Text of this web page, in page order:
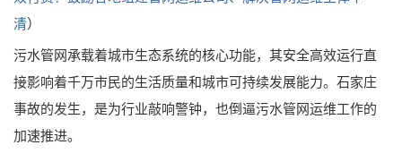
清）
污水管网承载着城市生态系统的核心功能，其安全高效运行直
接影响着千万市民的生活质量和城市可持续发展能力。石家庄
事故的发生，是为行业敲响警钟，也倒逼污水管网运维工作的
加速推进。